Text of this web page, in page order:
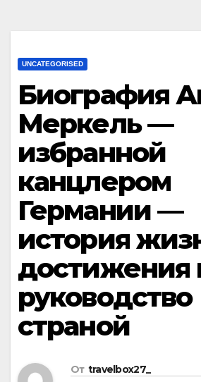
UNCATEGORISED
Биография
Меркель —
избранной
канцлером
Германии —
история
достижения
руководство
страной
От travelbox27_